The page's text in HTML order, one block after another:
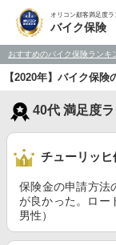
オリコン顧客満足度ラ
バイク保険
おすすめのバイク保険ランキ
【2020年】バイク保
40代 満足度
チューリッヒ
保険金の申請方法
が良かった。ロー
男性）